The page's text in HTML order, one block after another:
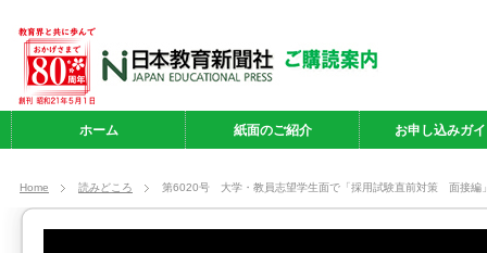
ホーム 紙面のご紹介 お申し込みガ
Home 読みどころ 第6020号 大学・教員志望学生面で「採用試験直前対策 面接編